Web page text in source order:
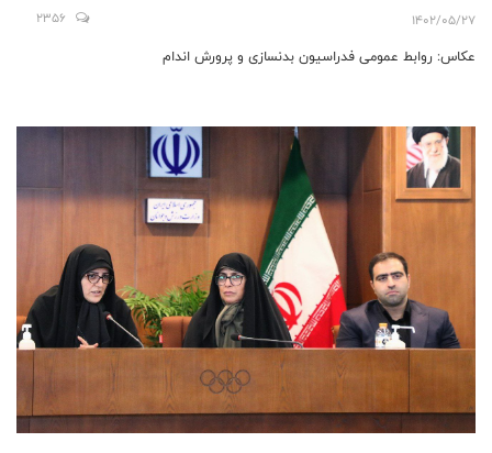
1402/05/27
2356
عکاس: روابط عمومی فدراسیون بدنسازی و پرورش اندام